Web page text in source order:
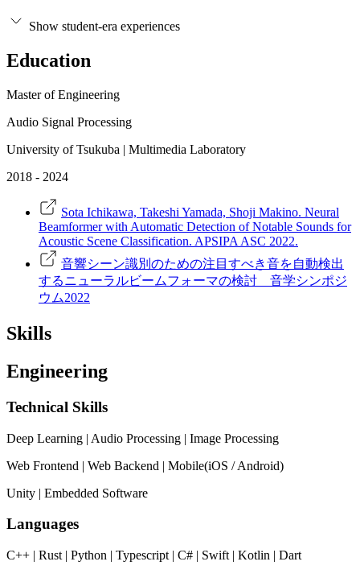
Show student-era experiences
Education
Master of Engineering
Audio Signal Processing
University of Tsukuba | Multimedia Laboratory
2018 - 2024
Sota Ichikawa, Takeshi Yamada, Shoji Makino. Neural
Beamformer with Automatic Detection of Notable Sounds for
Acoustic Scene Classification. APSIPA ASC 2022.
音響シーン識別のための注目すべき音を自動検出
するニューラルビームフォーマの検討 音学シンポジ
ウム2022
Skills
Engineering
Technical Skills
Deep Learning | Audio Processing | Image Processing
Web Frontend | Web Backend | Mobile(iOS / Android)
Unity | Embedded Software
Languages
C++ | Rust | Python | Typescript | C# | Swift | Kotlin | Dart